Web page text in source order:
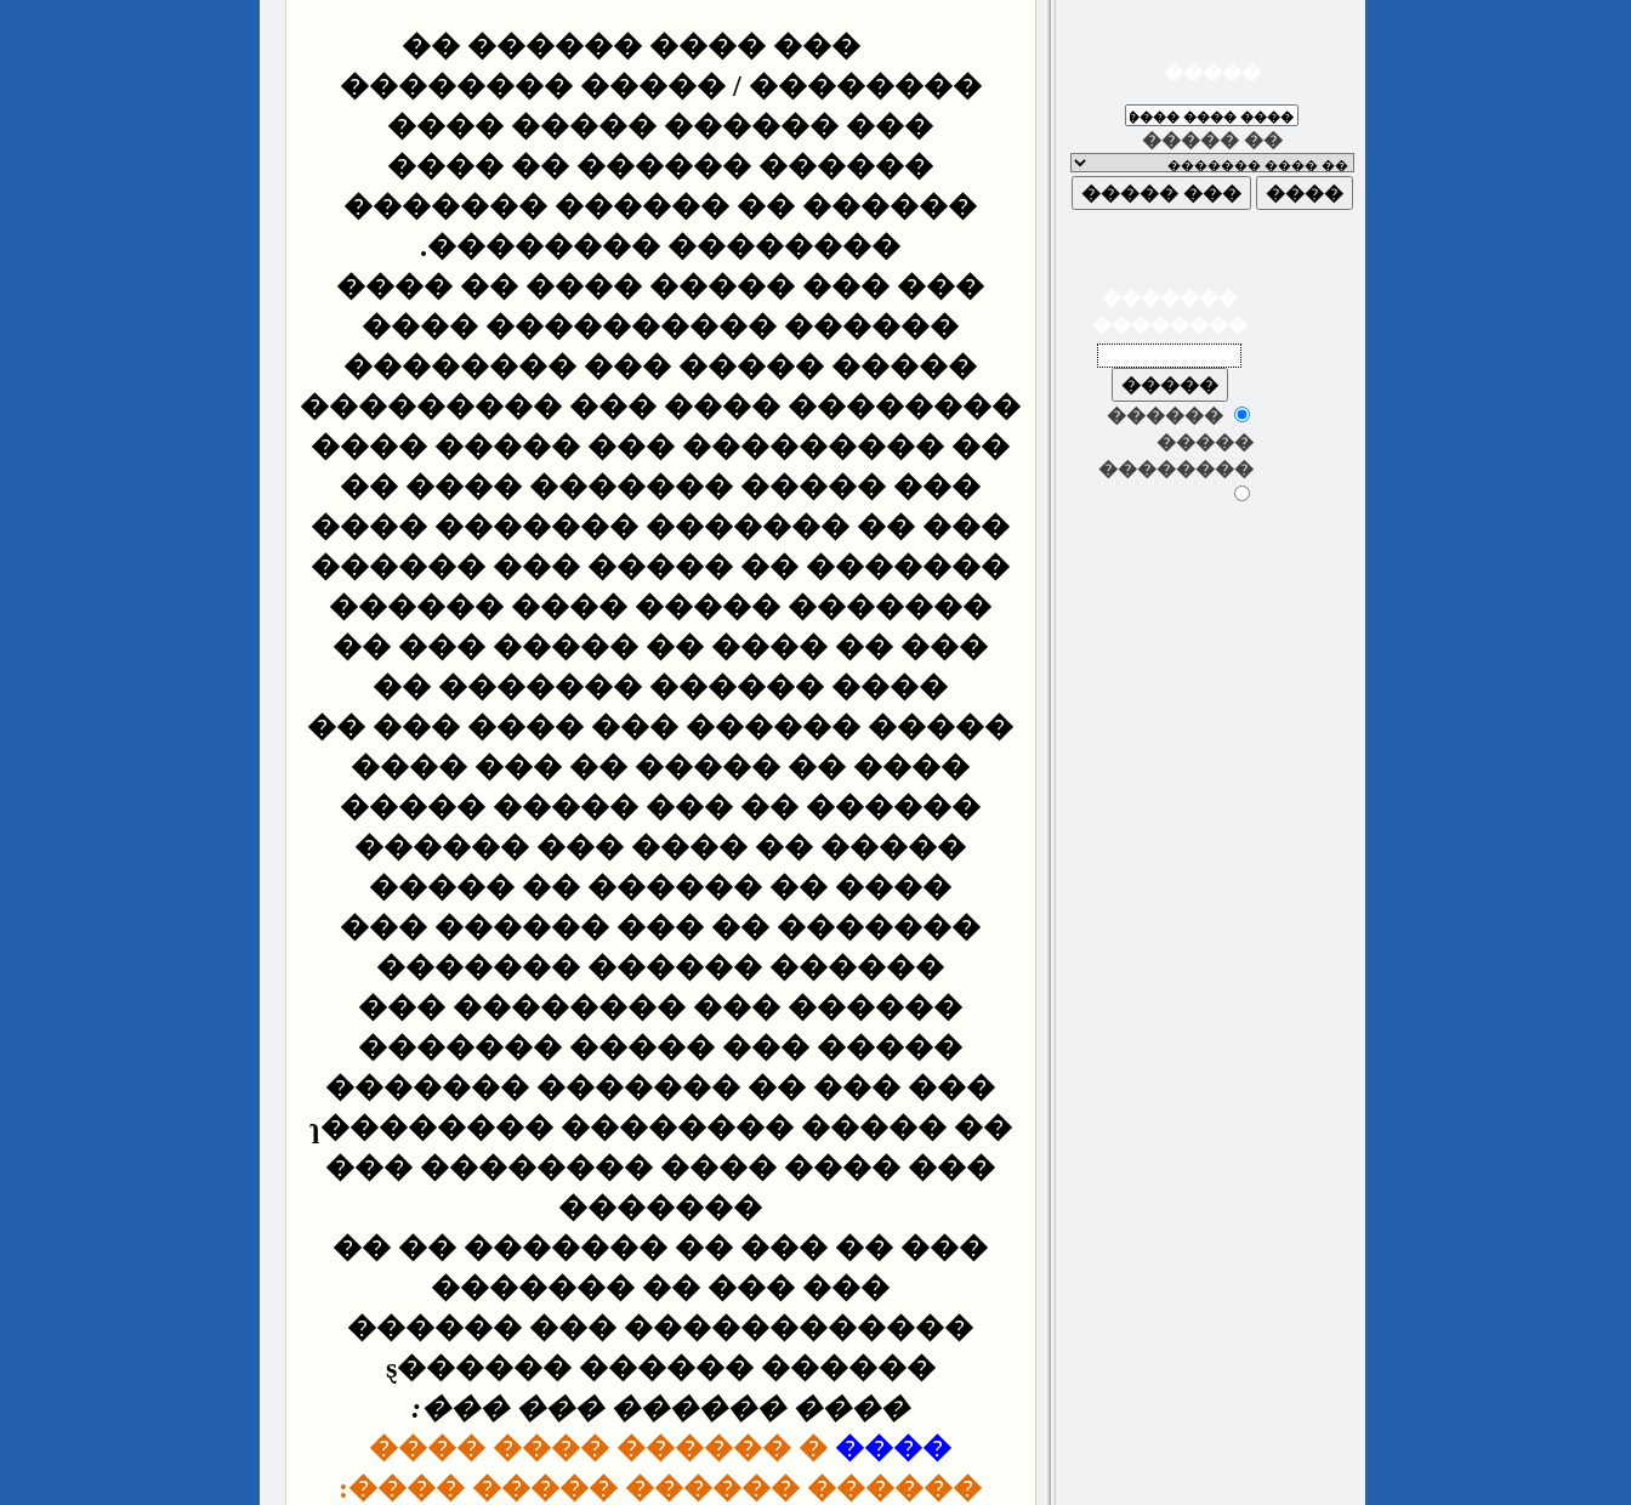
��� ���� ������ ��
�������� / ����� ��������
��� ������ ����� ����
������ ������ �� ����
������ �� ������ �������
�������� ��������.
��� ��� ����� ���� �� ����
������ ���������� ����
����� ����� ��� ��������
�������� ���� ��� ���������
�� ��������� ��� ����� ����
��� ����� ������� ���� ��
��� �� ������� ������� ����
������� �� ����� ��� ������
������� ����� ���� ������
��� �� ���� �� ����� ��� ��
���� ������ ������� ��
����� ������ ��� ���� ��� ��
���� �� ����� �� ��� ����
������ �� ��� ����� �����
����� �� ���� ��� ������
���� �� ������ �� �����
������� �� ��� ������ ���
������ ������ �������
������ ��� �������� ���
����� ��� ����� �������
��� ��� �� ������� �������
�� ����� �������� ��������ɿ
��� ���� ���� �������� ���
�������
��� �� ��� �� ������� �� ��
��� ��� �� �������
������������ ��� ������
������ ������ ������ȿ
���� ������ ��� ���:
����
� ������ ���� ����
������ ������ ����� ����:
����� ��
������
�����
��������